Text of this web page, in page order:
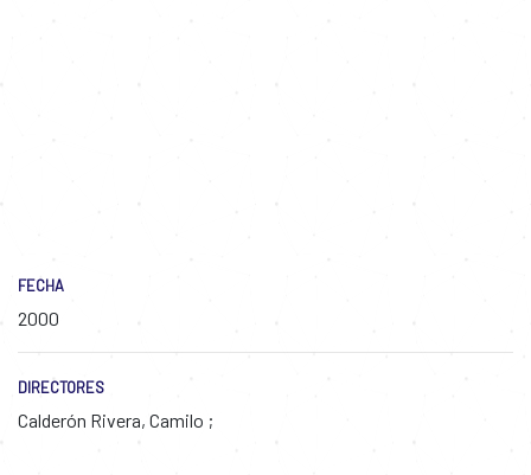
FECHA
2000
DIRECTORES
Calderón Rivera, Camilo